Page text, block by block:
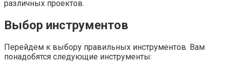
различных проектов.
Выбор инструментов
Перейдем к выбору правильных инструментов. Вам
понадобятся следующие инструменты: